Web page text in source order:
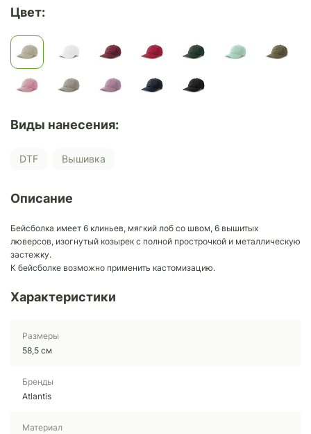
Цвет:
Виды нанесения:
DTF Вышивка
Описание
Бейсболка имеет 6 клиньев, мягкий лоб со швом, 6 вышитых
люверсов, изогнутый козырек с полной прострочкой и металлическую
застежку.
К бейсболке возможно применить кастомизацию.
Характеристики
Размеры
58,5 см
Бренды
Atlantis
Материал